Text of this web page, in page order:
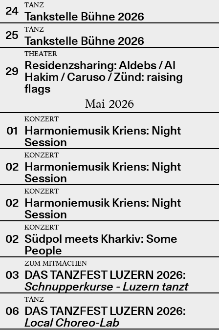
24
TANZ
Tankstelle Bühne 2026
25
TANZ
Tankstelle Bühne 2026
29
THEATER
Residenzsharing: Aldebs / Al
Hakim / Caruso / Zünd: raising
flags
Mai 2026
01
KONZERT
Harmoniemusik Kriens: Night
Session
02
KONZERT
Harmoniemusik Kriens: Night
Session
02
KONZERT
Harmoniemusik Kriens: Night
Session
02
KONZERT
Südpol meets Kharkiv: Some
People
03
ZUM MITMACHEN
DAS TANZFEST LUZERN 2026:
Schnupperkurse - Luzern tanzt
06
TANZ
DAS TANZFEST LUZERN 2026:
Local Choreo-Lab